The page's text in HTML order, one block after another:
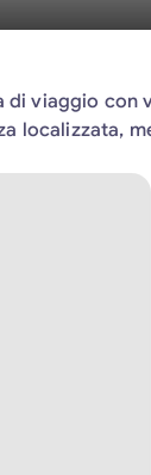
viaggio con
localizzata,